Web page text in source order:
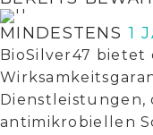
MINDESTENS1
BioSilver47 bietet
Dienstleistungen,
antimikrobiellen